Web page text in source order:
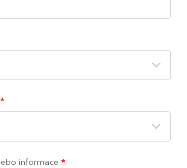
*
informace *